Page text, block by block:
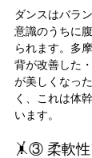
ダンスはバラ
意識のうちに
られます。多
背が改善した
が美しくなっ
く、これは体
います。
🤸③ 柔軟